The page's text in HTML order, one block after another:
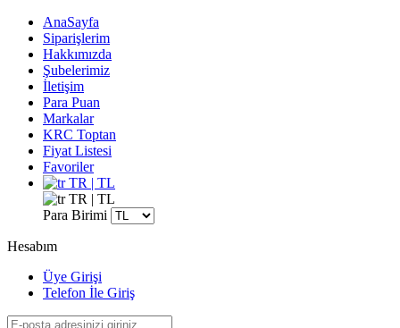
AnaSayfa
Siparişlerim
Hakkımızda
Şubelerimiz
İletişim
Para Puan
Markalar
KRC Toptan
Fiyat Listesi
Favoriler
TR | TL
TR | TL
Para Birimi
Hesabım
Üye Girişi
Telefon İle Giriş